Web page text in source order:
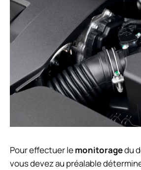
Pour effectuer lemonitoragedu
vous devez au préalable